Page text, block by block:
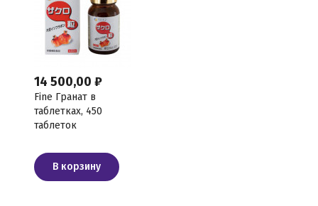
14 500,00 ₽
Fine Гранат в
таблетках, 450
таблеток
В корзину